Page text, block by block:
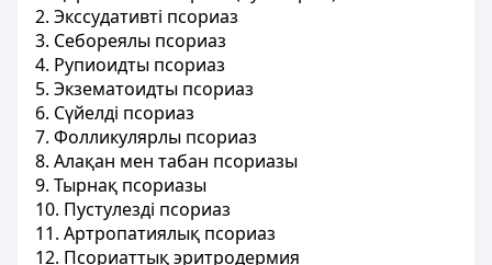
2. Экссудативті псориаз
3. Себореялы псориаз
4. Рупиоидты псориаз
5. Экзематоидты псориаз
6. Сүйелді псориаз
7. Фолликулярлы псориаз
8. Алақан мен табан псориазы
9. Тырнақ псориазы
10. Пустулезді псориаз
11. Артропатиялық псориаз
12. Псориаттық эритродермия